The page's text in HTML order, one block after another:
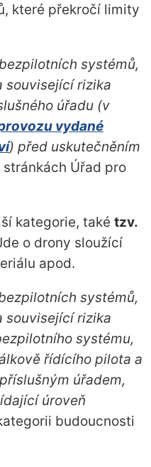
které překročí limity
systémů,
související rizika
úřadu (v
vydané
) před uskutečněním
Úřad pro
kategorie, také tzv.
o drony sloužící
apod.
systémů,
související rizika
systému,
řídícího pilota a
úřadem,
úroveň
budoucnosti